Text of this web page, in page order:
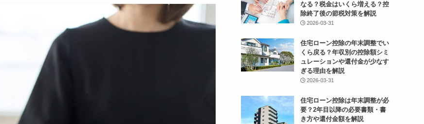
なる？税金はいくら増える？控
除終了後の節税対策を解説
2026-03-31
住宅ローン控除の年末調整でい
くら戻る？年収別の控除額シミ
ュレーションや還付金が少なす
ぎる理由を解説
2026-03-31
住宅ローン控除は年末調整が必
要？2年目以降の必要書類・書
き方や還付金額を解説